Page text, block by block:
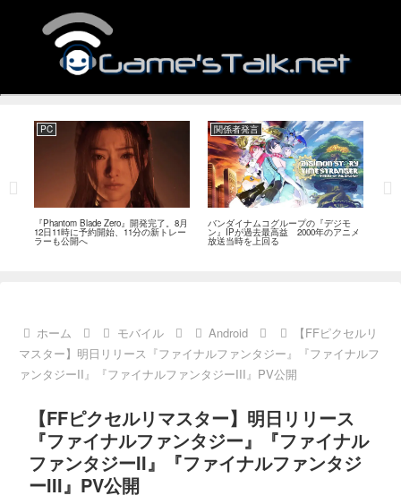
PC
『Phantom Blade Zero』開発完了。8月
12日11時に予約開始、11分の新トレー
ラーも公開へ
関係者発言
バンダイナムコグループの『デジモ
ン』IPが過去最高益 2000年のアニメ
放送当時を上回る
ホーム モバイル Android
【FFピクセルリ
マスター】明日リリース『ファイナルファンタジー』『ファイナルフ
ァンタジーII』『ファイナルファンタジーIII』PV公開
【FFピクセルリマスター】明日リリース
『ファイナルファンタジー』『ファイナル
ファンタジーII』『ファイナルファンタジ
ーIII』PV公開